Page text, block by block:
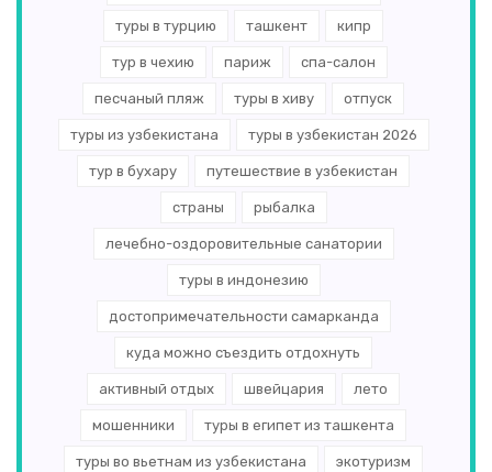
туры в турцию ташкент кипр
тур в чехию париж спа-салон
песчаный пляж туры в хиву отпуск
туры из узбекистана туры в узбекистан 2026
тур в бухару путешествие в узбекистан
страны рыбалка
лечебно-оздоровительные санатории
туры в индонезию
достопримечательности самарканда
куда можно съездить отдохнуть
активный отдых швейцария лето
мошенники туры в египет из ташкента
туры во вьетнам из узбекистана экотуризм